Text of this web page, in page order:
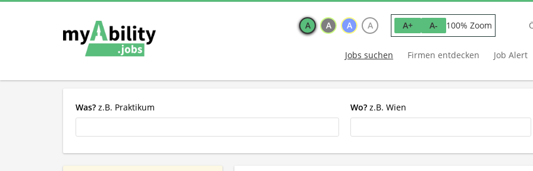
A A A A A+ A- 100% Zoom
Jobs suchen Firmen entdecken Job Alert
Was? z.B. Praktikum Wo? z.B. Wien